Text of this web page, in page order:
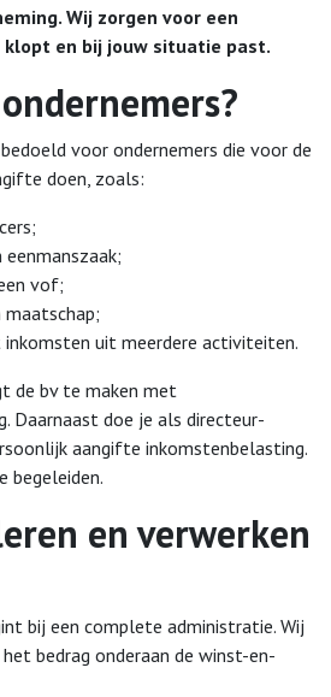
Wij zorgen voor een
en bij jouw situatie past.
voor ondernemers die voor de
doen, zoals:
eenmanszaak;
vof;
maatschap;
inkomsten uit meerdere activiteiten.
de bv te maken met
Daarnaast doe je als directeur-
aangifte inkomstenbelasting.
begeleiden.
en verwerken
bij een complete administratie. Wij
bedrag onderaan de winst-en-